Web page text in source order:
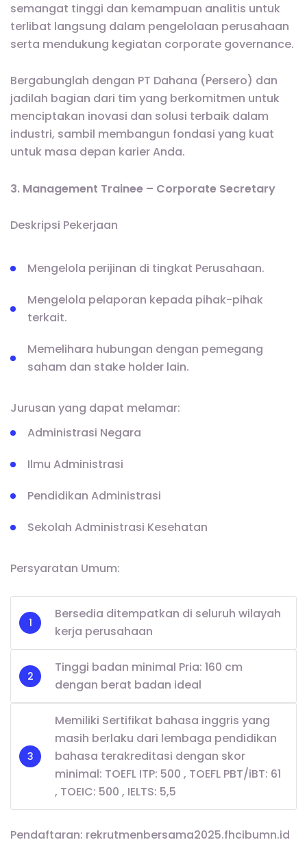
semangat tinggi dan kemampuan analitis untuk
terlibat langsung dalam pengelolaan perusahaan
serta mendukung kegiatan corporate governance.
Bergabunglah dengan PT Dahana (Persero) dan
jadilah bagian dari tim yang berkomitmen untuk
menciptakan inovasi dan solusi terbaik dalam
industri, sambil membangun fondasi yang kuat
untuk masa depan karier Anda.
3. Management Trainee – Corporate Secretary
Deskripsi Pekerjaan
Mengelola perijinan di tingkat Perusahaan.
Mengelola pelaporan kepada pihak-pihak
terkait.
Memelihara hubungan dengan pemegang
saham dan stake holder lain.
Jurusan yang dapat melamar:
Administrasi Negara
Ilmu Administrasi
Pendidikan Administrasi
Sekolah Administrasi Kesehatan
Persyaratan Umum:
Bersedia ditempatkan di seluruh wilayah
kerja perusahaan
Tinggi badan minimal Pria: 160 cm
dengan berat badan ideal
Memiliki Sertifikat bahasa inggris yang
masih berlaku dari lembaga pendidikan
bahasa terakreditasi dengan skor
minimal: TOEFL ITP: 500 , TOEFL PBT/iBT: 61
, TOEIC: 500 , IELTS: 5,5
Pendaftaran: rekrutmenbersama2025.fhcibumn.id